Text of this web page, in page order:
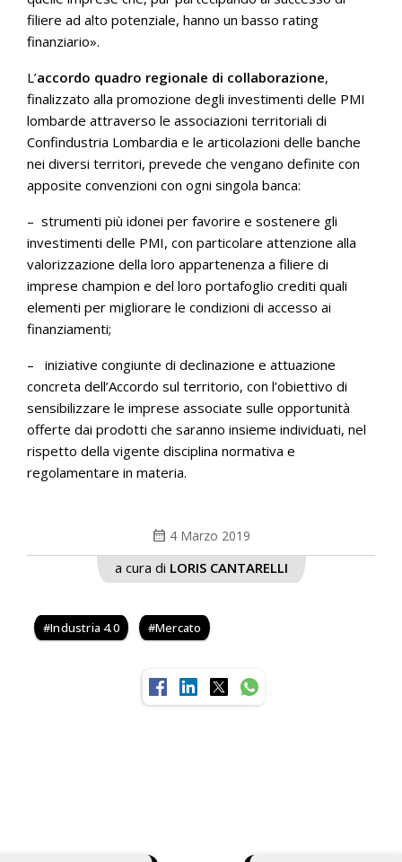
filiere ad alto potenziale, hanno un basso rating
finanziario».
L’accordo quadro regionale di collaborazione,
finalizzato alla promozione degli investimenti delle PMI
lombarde attraverso le associazioni territoriali di
Confindustria Lombardia e le articolazioni delle banche
nei diversi territori, prevede che vengano definite con
apposite convenzioni con ogni singola banca:
– strumenti più idonei per favorire e sostenere gli
investimenti delle PMI, con particolare attenzione alla
valorizzazione della loro appartenenza a filiere di
imprese champion e del loro portafoglio crediti quali
elementi per migliorare le condizioni di accesso ai
finanziamenti;
– iniziative congiunte di declinazione e attuazione
concreta dell’Accordo sul territorio, con l’obiettivo di
sensibilizzare le imprese associate sulle opportunità
offerte dai prodotti che saranno insieme individuati, nel
rispetto della vigente disciplina normativa e
regolamentare in materia.
calendar_month 4 Marzo 2019
a cura di LORIS CANTARELLI
Industria 4.0 Mercato